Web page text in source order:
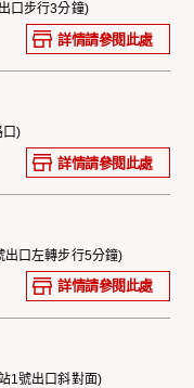
口步行3分鐘)
詳情請參閱此處
口)
詳情請參閱此處
口左轉步行5分鐘)
詳情請參閱此處
1號出口斜對面)